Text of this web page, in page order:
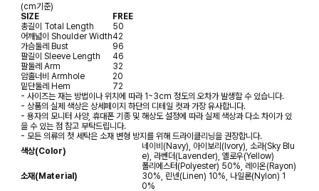
(cm기준)
SIZE
FREE
총길이 Total Length
50
어깨넓이 Shoulder Width42
가슴둘레 Bust
96
팔길이 Sleeve Length
46
팔둘레 Arm
32
암홀너비 Armhole
20
밑단둘레 Hem
72
- 사이즈는 재는 방법이나 위치에 따라 1~3cm 정도의 오차가 발생할 수 있습니다.
- 상품의 실제 색상은 상세페이지 하단의 디테일 컷과 가장 유사합니다.
- 용자의 모니터 사양, 휴대폰 기종 및 해상도 설정에 따라 실제 색상과 다소 차이가 있
을 수 있는 점 참고 부탁드립니다.
- 모든 의류의 첫 세탁은 소재 변형 방지를 위해 드라이클리닝을 권장합니다.
색상(Color)
네이비(Navy), 아이보리(Ivory), 소라(Sky Blu
e), 라벤더(Lavender), 옐로우(Yellow)
소재(Material)
폴리에스터(Polyester) 50%, 레이온(Rayon)
30%, 린넨(Linen) 10%, 나일론(Nylon) 1
0%